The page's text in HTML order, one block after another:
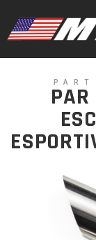
PAR